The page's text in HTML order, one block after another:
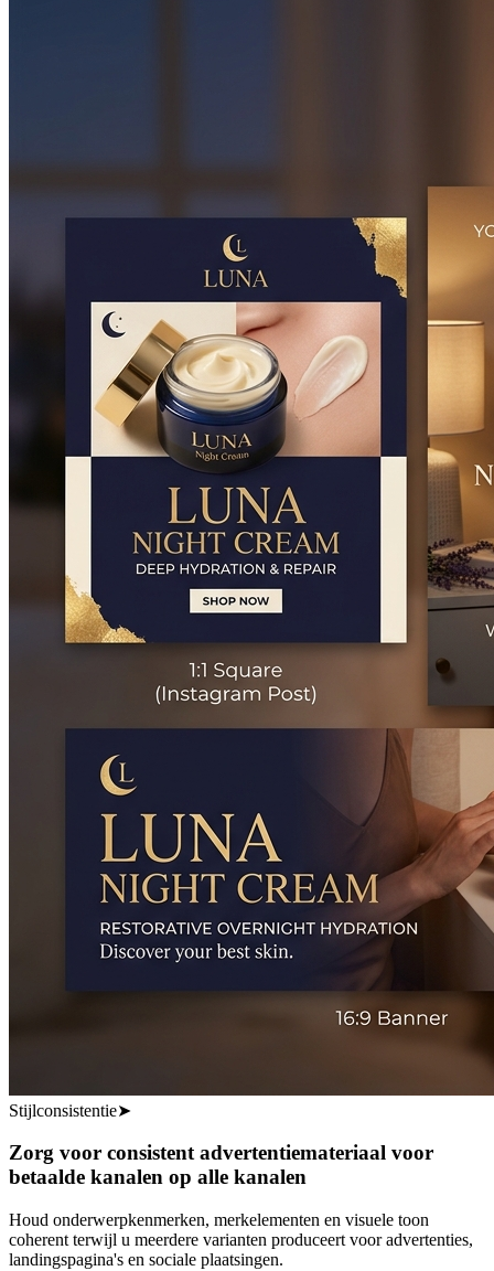
Stijlconsistentie➤
Zorg voor consistent advertentiemateriaal voor
betaalde kanalen op alle kanalen
Houd onderwerpkenmerken, merkelementen en visuele toon
coherent terwijl u meerdere varianten produceert voor advertenties,
landingspagina's en sociale plaatsingen.